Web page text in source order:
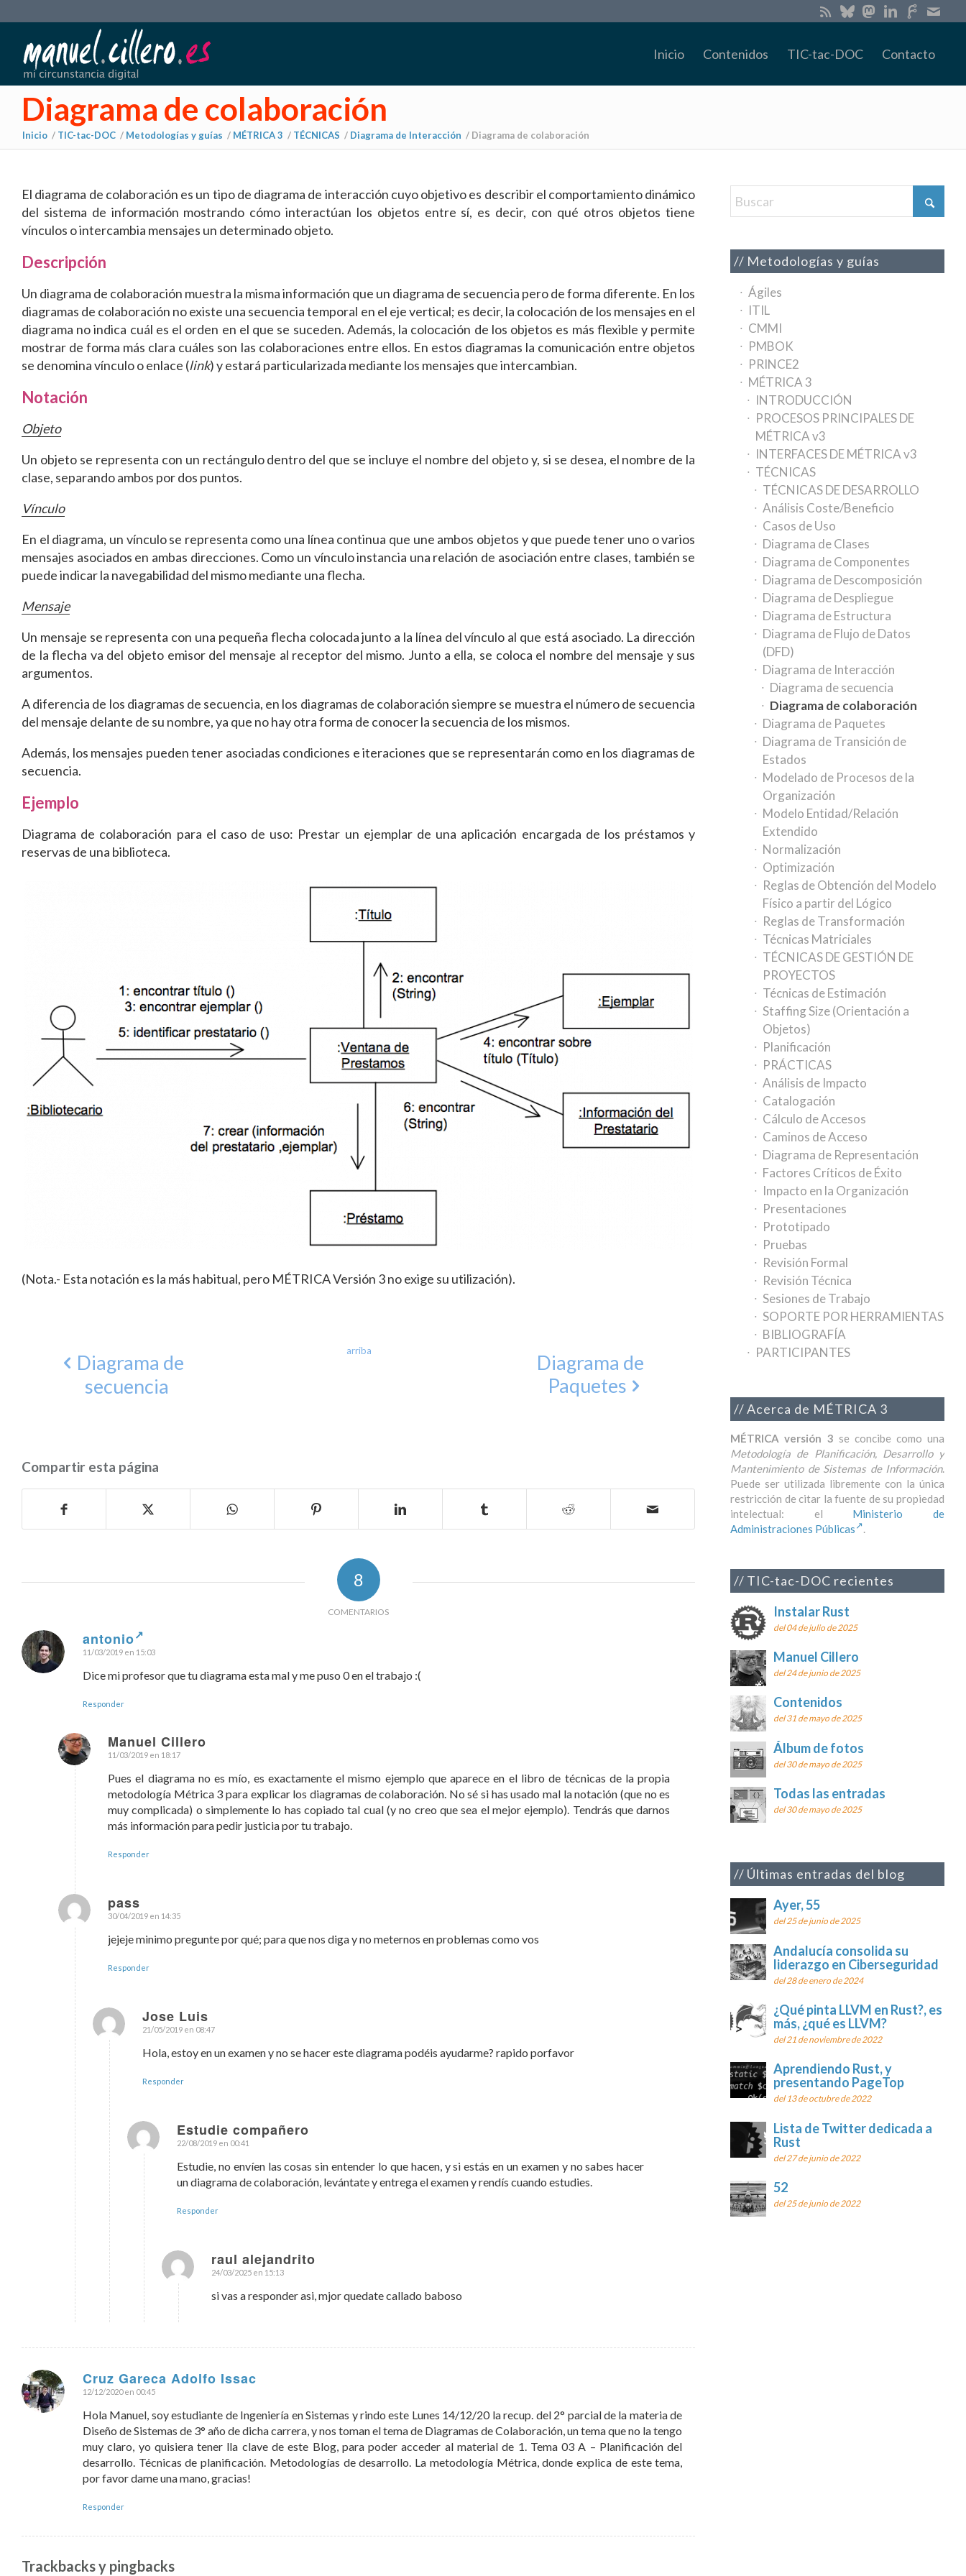
Inicio Contenidos TIC-tac-DOC Contacto
Diagrama de colaboración
Inicio / TIC-tac-DOC / Metodologías y guías / MÉTRICA 3 / TÉCNICAS / Diagrama de Interacción / Diagrama de colaboración
El diagrama de colaboración es un tipo de diagrama de interacción cuyo objetivo es describir el comportamiento dinámico
del sistema de información mostrando cómo interactúan los objetos entre sí, es decir, con qué otros objetos tiene
vínculos o intercambia mensajes un determinado objeto.
Descripción
Un diagrama de colaboración muestra la misma información que un diagrama de secuencia pero de forma diferente. En los
diagramas de colaboración no existe una secuencia temporal en el eje vertical; es decir, la colocación de los mensajes en el
diagrama no indica cuál es el orden en el que se suceden. Además, la colocación de los objetos es más flexible y permite
mostrar de forma más clara cuáles son las colaboraciones entre ellos. En estos diagramas la comunicación entre objetos
se denomina vínculo o enlace (link) y estará particularizada mediante los mensajes que intercambian.
Notación
Objeto
Un objeto se representa con un rectángulo dentro del que se incluye el nombre del objeto y, si se desea, el nombre de la
clase, separando ambos por dos puntos.
Vínculo
En el diagrama, un vínculo se representa como una línea continua que une ambos objetos y que puede tener uno o varios
mensajes asociados en ambas direcciones. Como un vínculo instancia una relación de asociación entre clases, también se
puede indicar la navegabilidad del mismo mediante una flecha.
Mensaje
Un mensaje se representa con una pequeña flecha colocada junto a la línea del vínculo al que está asociado. La dirección
de la flecha va del objeto emisor del mensaje al receptor del mismo. Junto a ella, se coloca el nombre del mensaje y sus
argumentos.
A diferencia de los diagramas de secuencia, en los diagramas de colaboración siempre se muestra el número de secuencia
del mensaje delante de su nombre, ya que no hay otra forma de conocer la secuencia de los mismos.
Además, los mensajes pueden tener asociadas condiciones e iteraciones que se representarán como en los diagramas de
secuencia.
Ejemplo
Diagrama de colaboración para el caso de uso: Prestar un ejemplar de una aplicación encargada de los préstamos y
reservas de una biblioteca.
(Nota.- Esta notación es la más habitual, pero MÉTRICA Versión 3 no exige su utilización).
Diagrama de
secuencia
arriba
Diagrama de
Paquetes
Compartir esta página
8
COMENTARIOS
antonio
Dice:
11/03/2019 en 15:03
Dice mi profesor que tu diagrama esta mal y me puso 0 en el trabajo :(
Responder
Manuel Cillero
Dice:
11/03/2019 en 18:17
Pues el diagrama no es mío, es exactamente el mismo ejemplo que aparece en el libro de técnicas de la propia
metodología Métrica 3 para explicar los diagramas de colaboración. No sé si has usado mal la notación (que no es
muy complicada) o simplemente lo has copiado tal cual (y no creo que sea el mejor ejemplo). Tendrás que darnos
más información para pedir justicia por tu trabajo.
Responder
pass
Dice:
30/04/2019 en 14:35
jejeje minimo pregunte por qué; para que nos diga y no meternos en problemas como vos
Responder
Jose Luis
Dice:
21/05/2019 en 08:47
Hola, estoy en un examen y no se hacer este diagrama podéis ayudarme? rapido porfavor
Responder
Estudie compañero
Dice:
22/08/2019 en 00:41
Estudie, no envíen las cosas sin entender lo que hacen, y si estás en un examen y no sabes hacer
un diagrama de colaboración, levántate y entrega el examen y rendís cuando estudies.
Responder
raul alejandrito
Dice:
24/03/2025 en 15:13
si vas a responder asi, mjor quedate callado baboso
Cruz Gareca Adolfo Issac
Dice:
12/12/2020 en 00:45
Hola Manuel, soy estudiante de Ingeniería en Sistemas y rindo este Lunes 14/12/20 la recup. del 2° parcial de la materia de
Diseño de Sistemas de 3° año de dicha carrera, y nos toman el tema de Diagramas de Colaboración, un tema que no la tengo
muy claro, yo quisiera tener lla clave de este Blog, para poder acceder al material de 1. Tema 03 A – Planificación del
desarrollo. Técnicas de planificación. Metodologías de desarrollo. La metodología Métrica, donde explica de este tema,
por favor dame una mano, gracias!
Responder
Trackbacks y pingbacks
Metodologías y guías
Ágiles
ITIL
CMMI
PMBOK
PRINCE2
MÉTRICA 3
INTRODUCCIÓN
PROCESOS PRINCIPALES DE
MÉTRICA v3
INTERFACES DE MÉTRICA v3
TÉCNICAS
TÉCNICAS DE DESARROLLO
Análisis Coste/Beneficio
Casos de Uso
Diagrama de Clases
Diagrama de Componentes
Diagrama de Descomposición
Diagrama de Despliegue
Diagrama de Estructura
Diagrama de Flujo de Datos
(DFD)
Diagrama de Interacción
Diagrama de secuencia
Diagrama de colaboración
Diagrama de Paquetes
Diagrama de Transición de
Estados
Modelado de Procesos de la
Organización
Modelo Entidad/Relación
Extendido
Normalización
Optimización
Reglas de Obtención del Modelo
Físico a partir del Lógico
Reglas de Transformación
Técnicas Matriciales
TÉCNICAS DE GESTIÓN DE
PROYECTOS
Técnicas de Estimación
Staffing Size (Orientación a
Objetos)
Planificación
PRÁCTICAS
Análisis de Impacto
Catalogación
Cálculo de Accesos
Caminos de Acceso
Diagrama de Representación
Factores Críticos de Éxito
Impacto en la Organización
Presentaciones
Prototipado
Pruebas
Revisión Formal
Revisión Técnica
Sesiones de Trabajo
SOPORTE POR HERRAMIENTAS
BIBLIOGRAFÍA
PARTICIPANTES
Acerca de MÉTRICA 3
MÉTRICA versión 3 se concibe como una
Metodología de Planificación, Desarrollo y
Mantenimiento de Sistemas de Información.
Puede ser utilizada libremente con la única
restricción de citar la fuente de su propiedad
intelectual: el Ministerio de
Administraciones Públicas
.
TIC-tac-DOC recientes
Instalar Rust
del 04 de julio de 2025
Manuel Cillero
del 24 de junio de 2025
Contenidos
del 31 de mayo de 2025
Álbum de fotos
del 30 de mayo de 2025
Todas las entradas
del 30 de mayo de 2025
Últimas entradas del blog
Ayer, 55
del 25 de junio de 2025
Andalucía consolida su
liderazgo en Ciberseguridad
del 28 de enero de 2024
¿Qué pinta LLVM en Rust?, es
más, ¿qué es LLVM?
del 21 de noviembre de 2022
Aprendiendo Rust, y
presentando PageTop
del 13 de octubre de 2022
Lista de Twitter dedicada a
Rust
del 27 de junio de 2022
52
del 25 de junio de 2022